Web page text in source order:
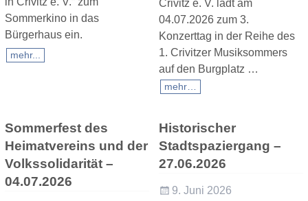
Sommerkino in das
Bürgerhaus ein.
mehr...
Crivitz e. V. lädt am
04.07.2026 zum 3.
Konzerttag in der Reihe des
1. Crivitzer Musiksommers
auf den Burgplatz …
mehr…
Sommerfest des
Heimatvereins und der
Volkssolidarität –
04.07.2026
Historischer
Stadtspaziergang –
27.06.2026
9. Juni 2026